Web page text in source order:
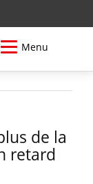
Menu
de la
retard